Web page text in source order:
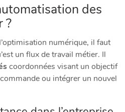
des
?
numérique, il faut
un flux de travail métier. Il
coordonnées visant un objectif
ou intégrer un nouvel